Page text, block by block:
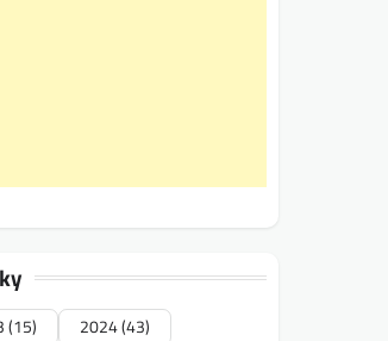
(15) 2024(43)